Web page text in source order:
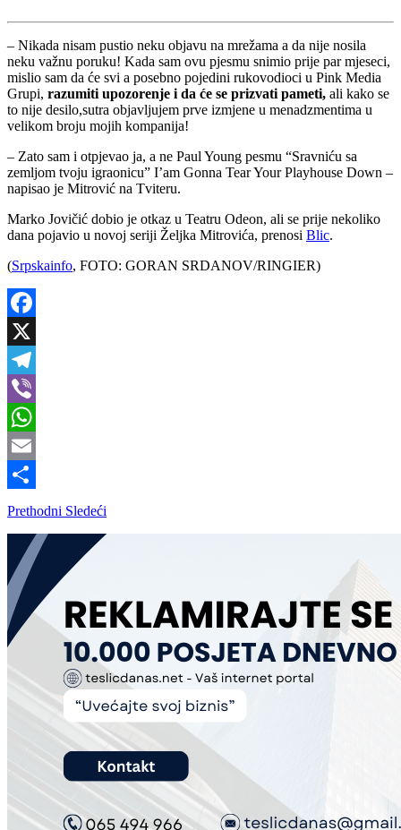
– Nikada nisam pustio neku objavu na mrežama a da nije nosila
neku važnu poruku! Kada sam ovu pjesmu snimio prije par mjeseci,
mislio sam da će svi a posebno pojedini rukovodioci u Pink Media
Grupi, razumiti upozorenje i da će se prizvati pameti, ali kako se
to nije desilo,sutra objavljujem prve izmjene u menadzmentima u
velikom broju mojih kompanija!
– Zato sam i otpjevao ja, a ne Paul Young pesmu “Sravniću sa
zemljom tvoju igraonicu” I’am Gonna Tear Your Playhouse Down –
napisao je Mitrović na Tviteru.
Marko Jovičić dobio je otkaz u Teatru Odeon, ali se prije nekoliko
dana pojavio u novoj seriji Željka Mitrovića, prenosi Blic.
(Srpskainfo, FOTO: GORAN SRDANOV/RINGIER)
Facebook
X
Telegram
Viber
WhatsApp
Email
Share
Prethodni Sledeći